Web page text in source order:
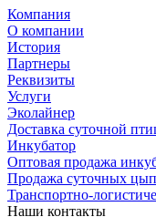
Компания
О компании
История
Партнеры
Реквизиты
Услуги
Эколайнер
Доставка суточной
Инкубатор
Оптовая продажа
Продажа суточных
Транспортно-
Наши контакты